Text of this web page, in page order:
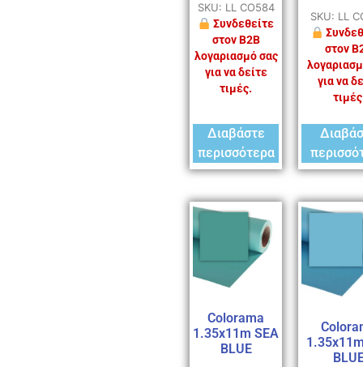
SKU: LL CO584
Συνδεθείτε
στον B2B
λογαριασμό σας
για να δείτε
τιμές.
Διαβάστε
περισσότερα
SKU: LL
στον
για να
Colorama
1.35x11m SEA
BLUE